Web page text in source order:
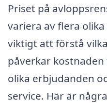
Priset på
variera av flera
viktigt att förstå
påverkar
olika erbjudanden
service. Här är